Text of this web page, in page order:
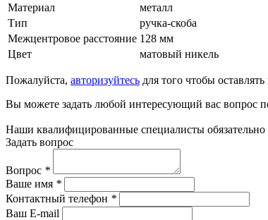
Материал
металл
Тип
ручка-скоба
Межцентровое расстояние 128 мм
Цвет
матовый никель
Пожалуйста, авторизуйтесь для того чтобы
Вы можете задать любой интересующий вас вопрос
Наши квалифицированные специалисты обязательно
Задать вопрос
Вопрос *
Ваше имя *
Контактный телефон *
Ваш E-mail